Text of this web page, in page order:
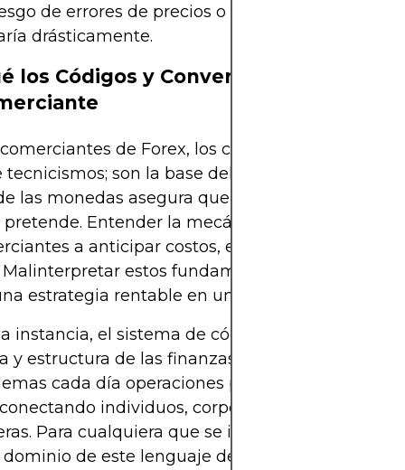
de errores de precios o fallos en la
drásticamente.
los Códigos y Conversiones Importan
de Forex, los códigos y las
tecnicismos; son la base del mercado. La
las monedas asegura que las operaciones se
pretende. Entender la mecánica de conversión
a anticipar costos, evaluar la liquidez y
Malinterpretar estos fundamentos puede
estrategia rentable en un error costoso.
instancia, el sistema de códigos y conversiones
y estructura de las finanzas globales. Permite
cada día operaciones por valor de billones
individuos, corporaciones y
Para cualquiera que se involucre con el
dominio de este lenguaje de códigos y